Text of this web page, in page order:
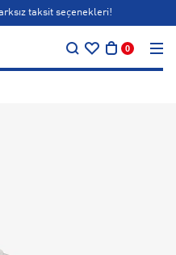
taksit seçenekleri!
0